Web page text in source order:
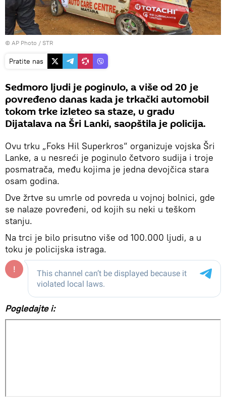
© AP Photo / STR
Pratite nas
Sedmoro ljudi je poginulo, a više od 20 je
povređeno danas kada je trkački automobil
tokom trke izleteo sa staze, u gradu
Dijatalava na Šri Lanki, saopštila je policija.
Ovu trku „Foks Hil Superkros“ organizuje vojska Šri
Lanke, a u nesreći je poginulo četvoro sudija i troje
posmatrača, među kojima je jedna devojčica stara
osam godina.
Dve žrtve su umrle od povreda u vojnoj bolnici, gde
se nalaze povređeni, od kojih su neki u teškom
stanju.
Na trci je bilo prisutno više od 100.000 ljudi, a u
toku je policijska istraga.
Pogledajte i: